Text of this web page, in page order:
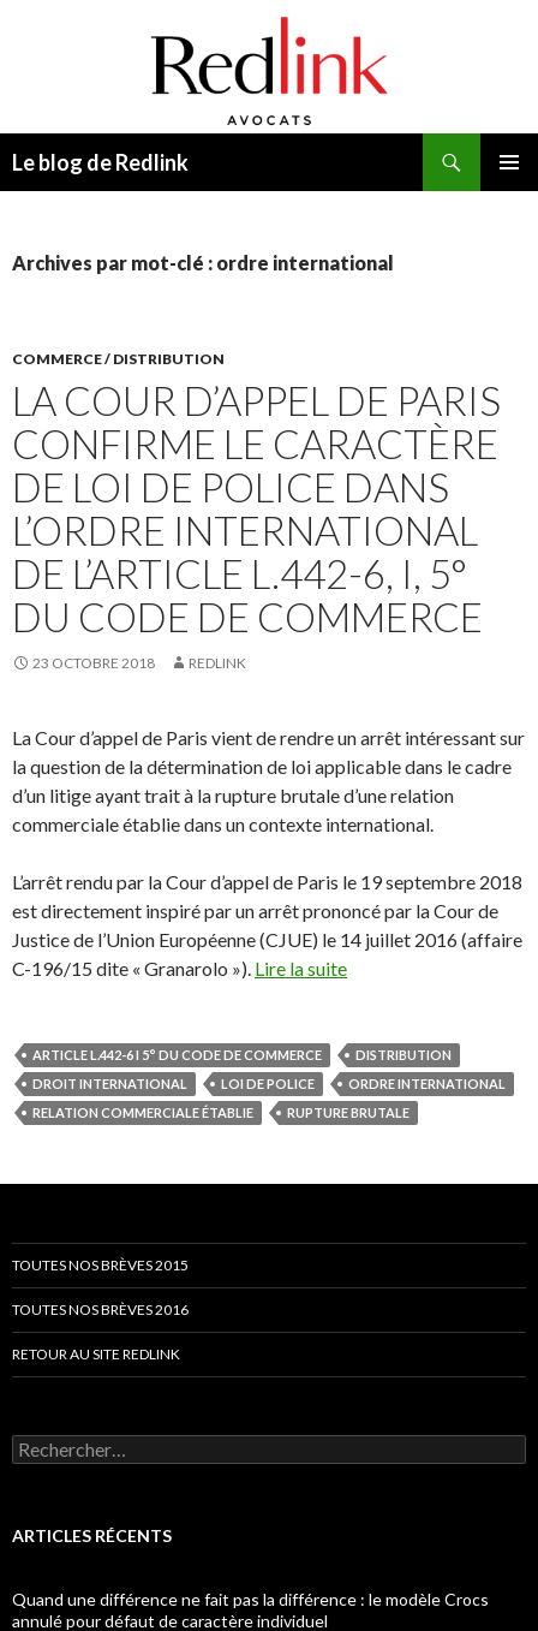
Le blog de Redlink
Archives par mot-clé : ordre international
COMMERCE / DISTRIBUTION
LA COUR D’APPEL DE PARIS
CONFIRME LE CARACTÈRE
DE LOI DE POLICE DANS
L’ORDRE INTERNATIONAL
DE L’ARTICLE L.442-6, I, 5°
DU CODE DE COMMERCE
23 OCTOBRE 2018 REDLINK
La Cour d’appel de Paris vient de rendre un arrêt intéressant sur
la question de la détermination de loi applicable dans le cadre
d’un litige ayant trait à la rupture brutale d’une relation
commerciale établie dans un contexte international.
L’arrêt rendu par la Cour d’appel de Paris le 19 septembre 2018
est directement inspiré par un arrêt prononcé par la Cour de
Justice de l’Union Européenne (CJUE) le 14 juillet 2016 (affaire
C-196/15 dite « Granarolo »). Lire la suite
ARTICLE L.442-6 I 5° DU CODE DE COMMERCE
DISTRIBUTION
DROIT INTERNATIONAL
LOI DE POLICE
ORDRE INTERNATIONAL
RELATION COMMERCIALE ÉTABLIE
RUPTURE BRUTALE
TOUTES NOS BRÈVES 2015
TOUTES NOS BRÈVES 2016
RETOUR AU SITE REDLINK
Rechercher :
ARTICLES RÉCENTS
Quand une différence ne fait pas la différence : le modèle Crocs
annulé pour défaut de caractère individuel